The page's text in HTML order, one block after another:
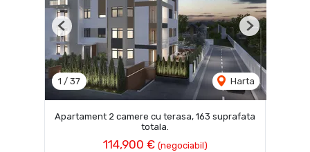
1 / 37 Harta
Previous Next
Apartament 2 camere cu terasa, 163 suprafata
totala.
114,900 € (negociabil)